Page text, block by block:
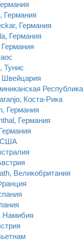
Германия
Германия
Германия
Тунис
Швейцария
Республика
Коста-Рика
Германия
Германия
США
Великобритания
Намибия